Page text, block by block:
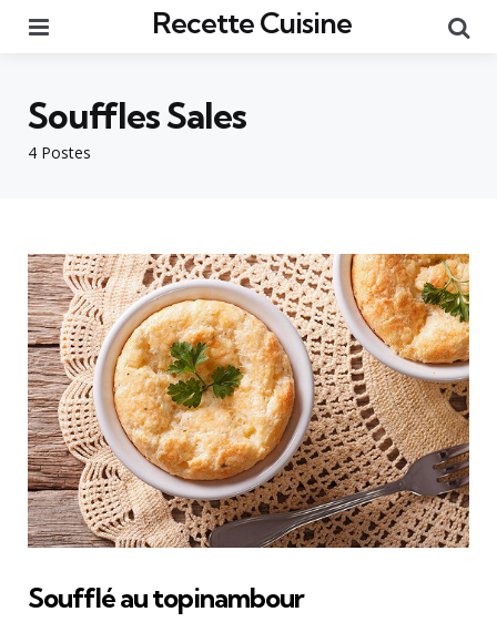
Recette Cuisine
4 Postes
Souffles Sales
Soufflé au topinambour